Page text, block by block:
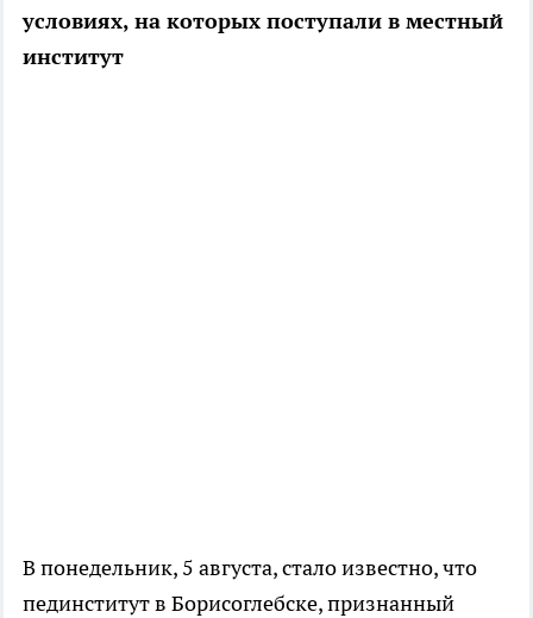
условиях, на которых поступали в местный
институт
В понедельник, 5 августа, стало известно, что
пединститут в Борисоглебске, признанный